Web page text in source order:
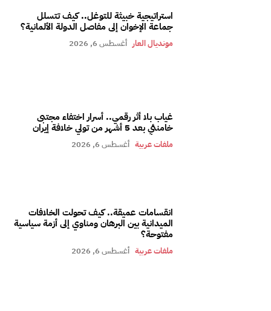
استراتيجية خبيثة للتوغل.. كيف تتسلل
جماعة الإخوان إلى مفاصل الدولة الألمانية؟
مونديال العار أغسطس 6, 2026
غياب بلا أثر رقمي.. أسرار اختفاء مجتبى
خامنئي بعد 5 أشهر من تولي خلافة إيران
ملفات عربية أغسطس 6, 2026
انقسامات عميقة.. كيف تحولت الخلافات
الميدانية بين البرهان ومناوي إلى أزمة سياسية
مفتوحة؟
ملفات عربية أغسطس 6, 2026